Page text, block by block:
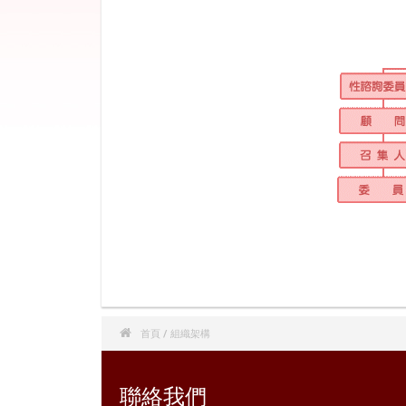
 首頁 / 組織架構
聯絡我們